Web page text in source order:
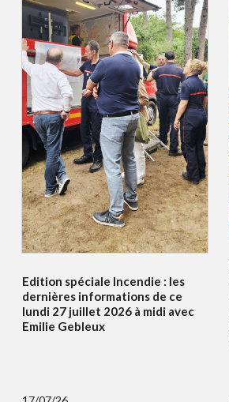
Edition spéciale Incendie : les
dernières informations de ce
lundi 27 juillet 2026 à midi avec
Emilie Gebleux